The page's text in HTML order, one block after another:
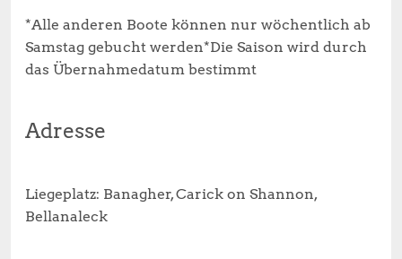
*Alle anderen Boote können nur wöchentlich ab
Samstag gebucht werden*Die Saison wird durch
das Übernahmedatum bestimmt
Adresse
Liegeplatz: Banagher, Carick on Shannon,
Bellanaleck